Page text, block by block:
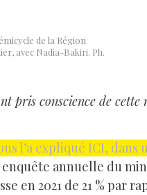
de la Région
avec Nadia-Bakiri. Ph.
pris conscience de cette
l’a expliqué ICI,
annuelle du
en 2021 de 21 % par